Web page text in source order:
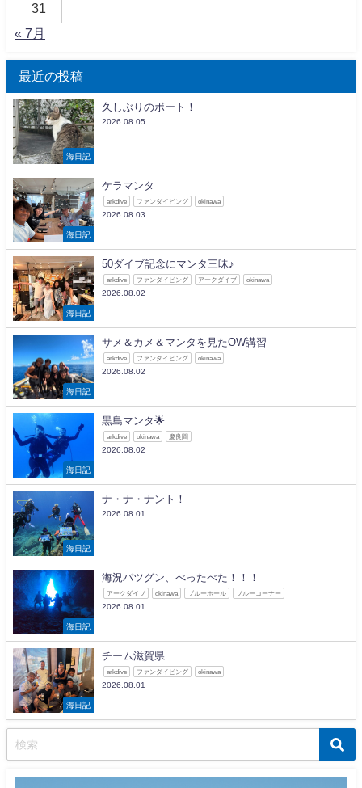
31
« 7月
最近の投稿
海日記
久しぶりのボート！
2026.08.05
海日記
ケラマンタ
arkdive ファンダイビング okinawa
2026.08.03
海日記
50ダイブ記念にマンタ三昧♪
arkdive ファンダイビング アークダイブ okinawa
2026.08.02
海日記
サメ＆カメ＆マンタを見たOW講習
arkdive ファンダイビング okinawa
2026.08.02
海日記
黒島マンタ🌟
arkdive okinawa 慶良間
2026.08.02
海日記
ナ・ナ・ナント！
2026.08.01
海日記
海況バツグン、べったべた！！！
アークダイブ okinawa ブルーホール ブルーコーナー
2026.08.01
海日記
チーム滋賀県
arkdive ファンダイビング okinawa
2026.08.01